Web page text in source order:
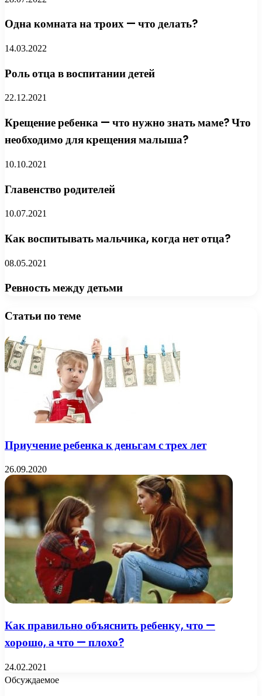
Одна комната на троих — что делать?
14.03.2022
Роль отца в воспитании детей
22.12.2021
Крещение ребенка — что нужно знать маме? Что
необходимо для крещения малыша?
10.10.2021
Главенство родителей
10.07.2021
Как воспитывать мальчика, когда нет отца?
08.05.2021
Ревность между детьми
Статьи по теме
Приучение ребенка к деньгам с трех лет
26.09.2020
Как правильно объяснить ребенку, что —
хорошо, а что — плохо?
24.02.2021
Обсуждаемое